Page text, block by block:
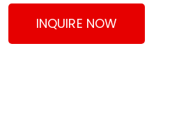
INQUIRE NOW